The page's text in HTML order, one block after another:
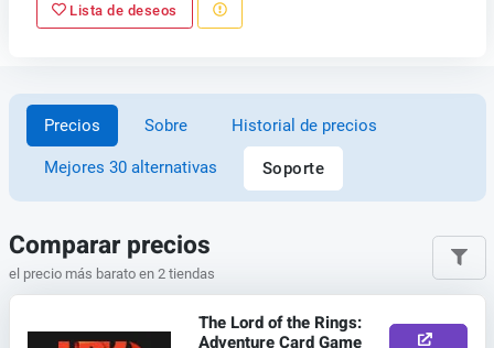
Lista de deseos
Precios Sobre Historial de precios
Mejores 30 alternativas Soporte
Comparar precios
el precio más barato en 2 tiendas
The Lord of the Rings:
Adventure Card Game